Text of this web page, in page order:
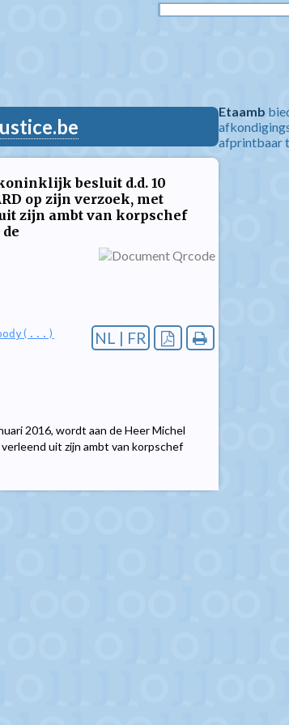
besluit d.d. 10
op zijn verzoek, met
zijn ambt van korpschef
NL | FR
2016, wordt aan de Heer Michel
uit zijn ambt van korpschef
Etaamb
afprintbaar